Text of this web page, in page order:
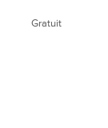
Gratuit